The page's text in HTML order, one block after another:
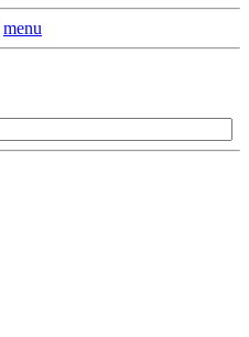
menu